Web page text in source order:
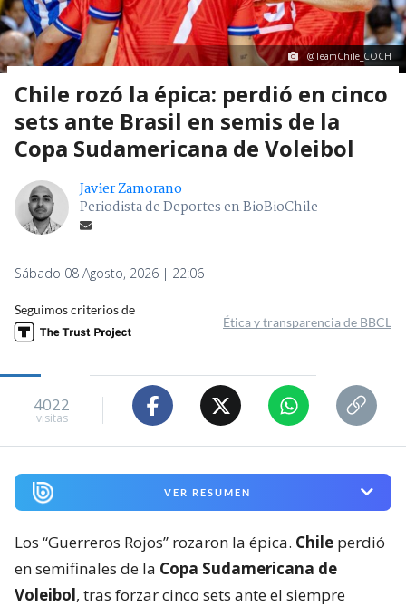
@TeamChile_COCH
Chile rozó la épica: perdió en cinco
sets ante Brasil en semis de la
Copa Sudamericana de Voleibol
Javier Zamorano
Periodista de Deportes en BioBioChile
Sábado 08 Agosto, 2026 | 22:06
Seguimos criterios de
Ética y transparencia de BBCL
4022
visitas
VER RESUMEN
Los “Guerreros Rojos” rozaron la épica. Chile perdió
en semifinales de la Copa Sudamericana de
Voleibol, tras forzar cinco sets ante el siempre